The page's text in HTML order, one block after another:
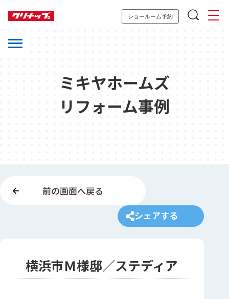
ショールーム予約
ミキヤホームズ
リフォーム事例
前の画面へ戻る
シェアする
横浜市Ｍ様邸／ステディア